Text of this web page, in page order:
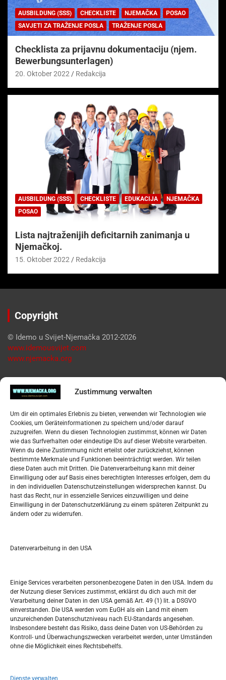
Zustimmung verwalten
Um dir ein optimales Erlebnis zu bieten, verwenden wir Technologien wie
Cookies, um Geräteinformationen zu speichern und/oder darauf
zuzugreifen. Wenn du diesen Technologien zustimmst, können wir Daten
wie das Surfverhalten oder eindeutige IDs auf dieser Website verarbeiten.
Wenn du deine Zustimmung nicht erteilst oder zurückziehst, können
bestimmte Merkmale und Funktionen beeinträchtigt werden. Wir teilen
diese Daten auch mit Dritten. Die Datenverarbeitung kann mit deiner
Einwilligung oder auf Basis eines berechtigten Interesses erfolgen, dem du
in den individuellen Datenschutzeinstellungen widersprechen kannst. Du
hast das Recht, nur in essenzielle Services einzuwilligen und deine
Einwilligung in der Datenschutzerklärung zu einem späteren Zeitpunkt zu
ändern oder zu widerrufen.
Datenverarbeitung in den USA
Einige Services verarbeiten personenbezogene Daten in den USA. Indem du
der Nutzung dieser Services zustimmst, erklärst du dich auch mit der
Verarbeitung deiner Daten in den USA gemäß Art. 49 (1) lit. a DSGVO
einverstanden. Die USA werden vom EuGH als ein Land mit einem
unzureichenden Datenschutzniveau nach EU-Standards angesehen.
Insbesondere besteht das Risiko, dass deine Daten von US-Behörden zu
Kontroll- und Überwachungszwecken verarbeitet werden, unter Umständen
ohne die Möglichkeit eines Rechtsbehelfs.
Dienste verwalten
AUSBILDUNG (SSS) CHECKLISTE NJEMAČKA
POSAO
SAVJETI ZA TRAŽENJE POSLA
TRAŽENJE POSLA
Checklista za prijavnu dokumentaciju (njem.
Bewerbungsunterlagen)
20. Oktober 2022 Redakcija
AUSBILDUNG (SSS) CHECKLISTE EDUKACIJA
NJEMAČKA
POSAO
Lista najtraženijih deficitarnih zanimanja u
Njemačkoj.
15. Oktober 2022 Redakcija
Copyright
© Idemo u Svijet-Njemačka 2012-2026
www.idemousvijet.com
www.njemacka.org
Pregled
Datenschutzerklärung
Widerufsbelehrung
Oglašavanje / Postavite svoj oglas
Tko je “Idemo u Svijet – Njemačka?
Pretražite stranicu:
S
MAI 2023
M D M D F S
1 2 3 4 5 6
8 9 10 11 12 13 14
22 23